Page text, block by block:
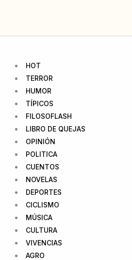
HOT
TERROR
HUMOR
TÍPICOS
FILOSOFLASH
LIBRO DE QUEJAS
OPINIÓN
POLITICA
CUENTOS
NOVELAS
DEPORTES
CICLISMO
MÚSICA
CULTURA
VIVENCIAS
AGRO